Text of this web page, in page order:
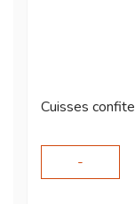
Cuisses confite
-